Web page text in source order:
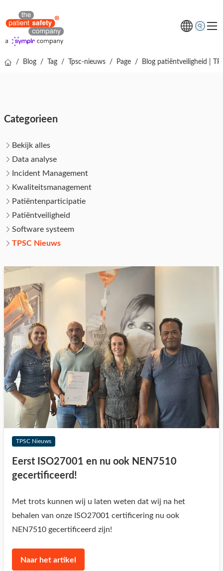
Over ons
Gratis online demo
/ Blog / Tag / Tpsc-nieuws / Page / Blog patiëntveiligheid |
Categorieen
Bekijk alles
Data analyse
Incident Management
Kwaliteitsmanagement
Patiëntenparticipatie
Patiëntveiligheid
Software systeem
TPSC Nieuws
TPSC Nieuws
Eerst ISO27001 en nu ook NEN7510
gecertificeerd!
Met trots kunnen wij u laten weten dat wij na het
behalen van onze ISO27001 certificering nu ook
NEN7510 gecertificeerd zijn!
Naar het artikel